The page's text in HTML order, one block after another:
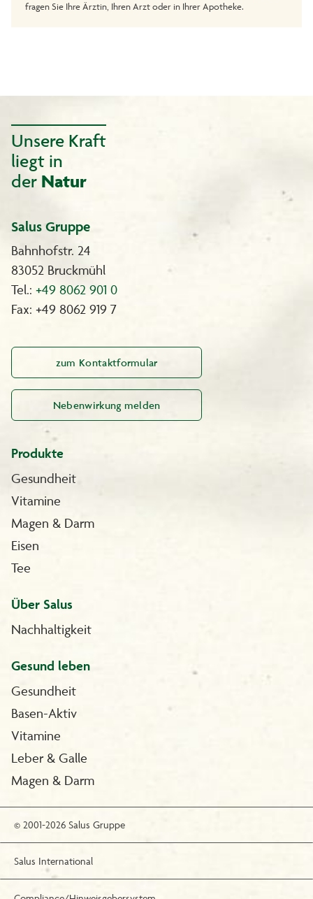
fragen Sie Ihre Ärztin, Ihren Arzt oder in Ihrer Apotheke.
Unsere Kraft
liegt in
der Natur
Salus Gruppe
Bahnhofstr. 24
83052 Bruckmühl
Tel.: +49 8062 901 0
Fax: +49 8062 919 7
zum Kontaktformular
Nebenwirkung melden
Produkte
Gesundheit
Vitamine
Magen & Darm
Eisen
Tee
Über Salus
Nachhaltigkeit
Gesund leben
Gesundheit
Basen-Aktiv
Vitamine
Leber & Galle
Magen & Darm
© 2001-2026 Salus Gruppe
Salus International